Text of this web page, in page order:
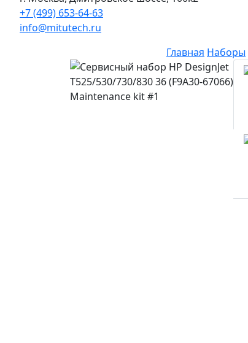
+7 (499) 653-64-63
info@mitutech.ru
Главная Наборы